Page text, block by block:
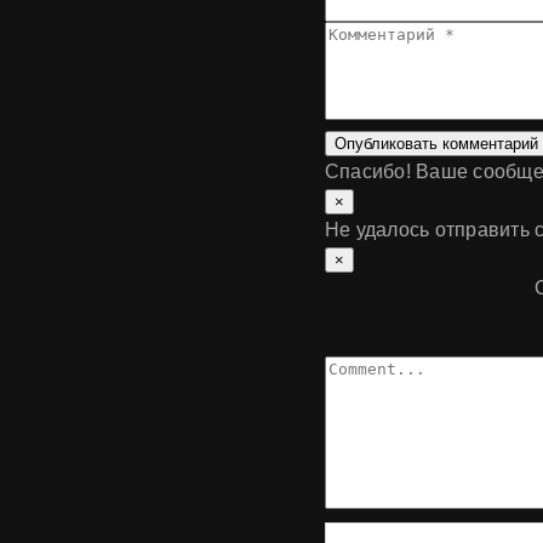
Опубликовать комментарий
Спасибо! Ваше
×
Не удалось
×
Comment